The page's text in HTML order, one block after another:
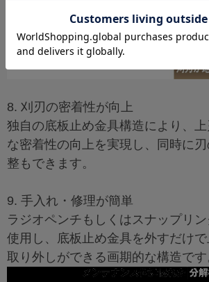
8. 刈刃の密着性が向上
独自の底板止め金具構造により、
な密着性の向上を実現し、同時に
整もできます。
9. 手入れ・修理が簡単
ラジオペンチもしくはスナップリ
使用し、底板止め金具を外すだけ
取り外しができる画期的な構造です